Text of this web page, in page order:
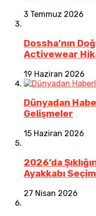
3 Temmuz 2026
Dossha’nın
Activewear
19 Haziran 2026
Dünyadan
Gelişmeler
15 Haziran 2026
2026’da
Ayakkabı
27 Nisan 2026